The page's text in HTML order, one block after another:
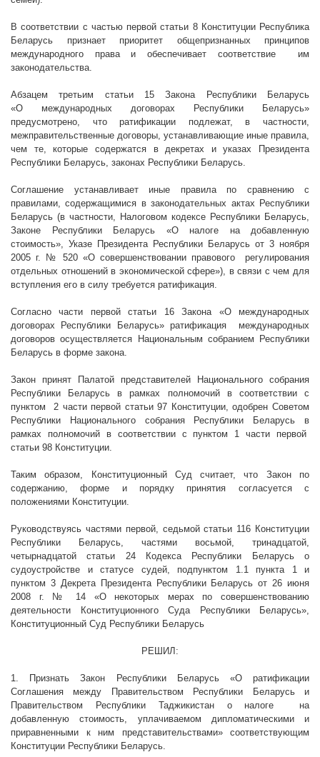
В соответствии с частью первой статьи 8 Конституции Республика
Беларусь признает приоритет общепризнанных принципов
международного права и обеспечивает соответствие
им
законодательства.
Абзацем третьим статьи 15 Закона Республики Беларусь
«О международных договорах Республики Беларусь»
предусмотрено, что ратификации подлежат, в частности,
межправительственные договоры, устанавливающие иные правила,
чем те, которые содержатся в декретах и указах Президента
Республики Беларусь, законах Республики Беларусь.
Соглашение устанавливает иные правила по сравнению с
правилами, содержащимися в законодательных актах Республики
Беларусь (в частности, Налоговом кодексе Республики Беларусь,
Законе Республики Беларусь «О налоге на добавленную
стоимость», Указе Президента Республики Беларусь от 3 ноября
2005 г. № 520 «О совершенствовании правового
регулирования
отдельных отношений в экономической сфере»), в связи с чем для
вступления его в силу требуется ратификация.
Согласно части первой статьи 16 Закона «О международных
договорах Республики Беларусь» ратификация
международных
договоров осуществляется Национальным собранием Республики
Беларусь в форме закона.
Закон принят Палатой представителей Национального собрания
Республики Беларусь в рамках полномочий в соответствии с
пунктом
2 части первой статьи 97 Конституции, одобрен Советом
Республики Национального собрания Республики Беларусь в
рамках полномочий в соответствии с пунктом 1 части первой
статьи 98 Конституции.
Таким образом, Конституционный Суд считает, что Закон по
содержанию, форме и порядку принятия согласуется с
положениями Конституции.
Руководствуясь частями первой, седьмойстатьи 116 Конституции
Республики Беларусь, частями восьмой, тринадцатой,
четырнадцатой статьи 24 Кодекса Республики Беларусь о
судоустройстве и статусе судей, подпунктом 1.1 пункта 1 и
пунктом 3 Декрета Президента Республики Беларусь от 26 июня
2008 г. № 14 «О некоторых мерах по совершенствованию
деятельности Конституционного Суда Республики Беларусь»,
Конституционный Суд Республики Беларусь
РЕШИЛ:
1. Признать Закон Республики Беларусь «О ратификации
Соглашения между Правительством Республики Беларусь и
Правительством Республики Таджикистан о налоге
на
добавленную стоимость, уплачиваемом дипломатическими и
приравненными к ним представительствами» соответствующим
Конституции Республики Беларусь.